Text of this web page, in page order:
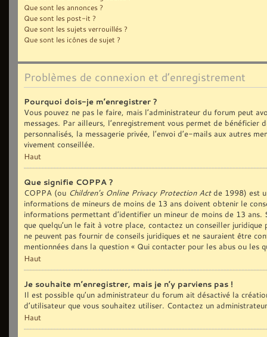
Que sont les annonces ?
Que sont les post-it ?
Que sont les sujets verrouillés ?
Que sont les icônes de sujet ?
Problèmes de connexion et d’enregistrement
Pourquoi dois-je m’enregistrer ?
Vous pouvez ne pas le faire, mais l’administrateur du forum peut
messages. Par ailleurs, l’enregistrement vous permet de
personnalisés, la messagerie privée, l’envoi d’e-mails aux autres
vivement conseillée.
Haut
Que signifie COPPA ?
COPPA (ou Children’s Online Privacy Protection Actde 1998) est
informations de mineurs de moins de 13 ans doivent obtenir le
informations permettant d’identifier un mineur de moins de 13 ans.
que quelqu’un le fait à votre place, contactez un conseiller
ne peuvent pas fournir de conseils juridiques et ne sauraient être
mentionnées dans la question « Qui contacter pour les abus ou les
Haut
Je souhaite m’enregistrer, mais je n’y parviens pas !
Il est possible qu’un administrateur du forum ait désactivé la
d’utilisateur que vous souhaitez utiliser. Contactez un
Haut